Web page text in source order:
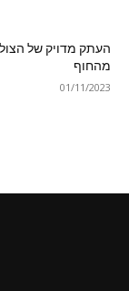
העתק מדויק של
מהחוף
01/11/2023